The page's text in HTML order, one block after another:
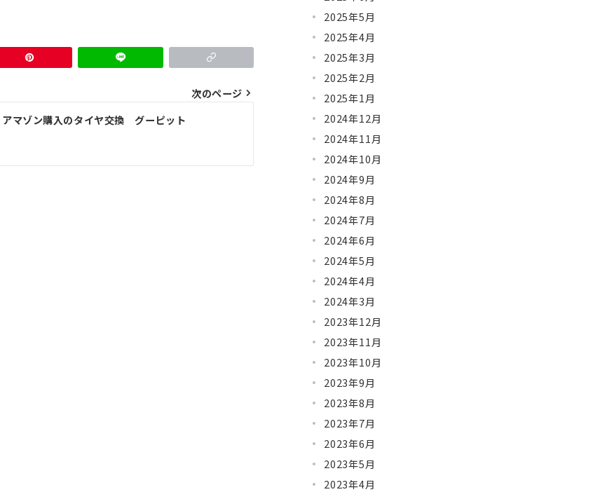
次のページ
アマゾン購入のタイヤ交換 グーピット
2025年5月
2025年4月
2025年3月
2025年2月
2025年1月
2024年12月
2024年11月
2024年10月
2024年9月
2024年8月
2024年7月
2024年6月
2024年5月
2024年4月
2024年3月
2023年12月
2023年11月
2023年10月
2023年9月
2023年8月
2023年7月
2023年6月
2023年5月
2023年4月